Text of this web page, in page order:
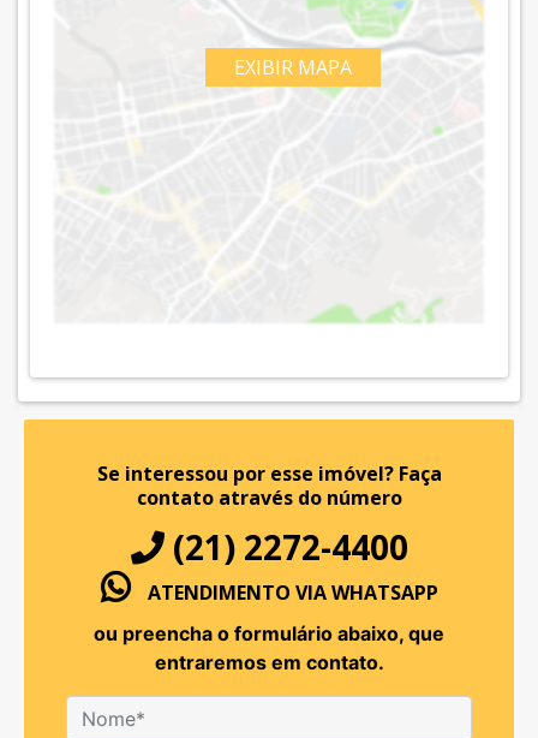
EXIBIR MAPA
Se interessou por esse imóvel? Faça
contato através do número
(21) 2272-4400
ATENDIMENTO VIA WHATSAPP
ou preencha o formulário abaixo, que
entraremos em contato.